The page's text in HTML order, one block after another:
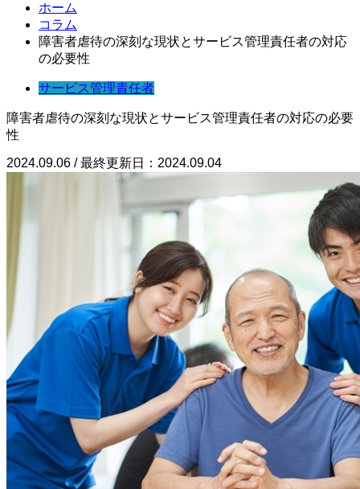
ホーム
コラム
障害者虐待の深刻な現状とサービス管理責任者の対応
の必要性
サービス管理責任者
障害者虐待の深刻な現状とサービス管理責任者の対応の必要
性
2024.09.06 / 最終更新日：2024.09.04